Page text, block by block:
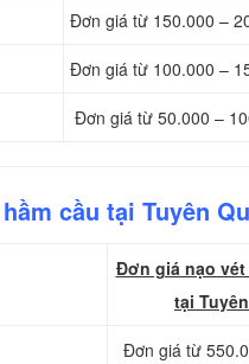
Đơn giá từ 150.000 –
Đơn giá từ 100.000 –
Đơn giá từ 50.000 –
cầu tại Tuyên
Đơn giá nạo vét
tại
Đơn giá từ